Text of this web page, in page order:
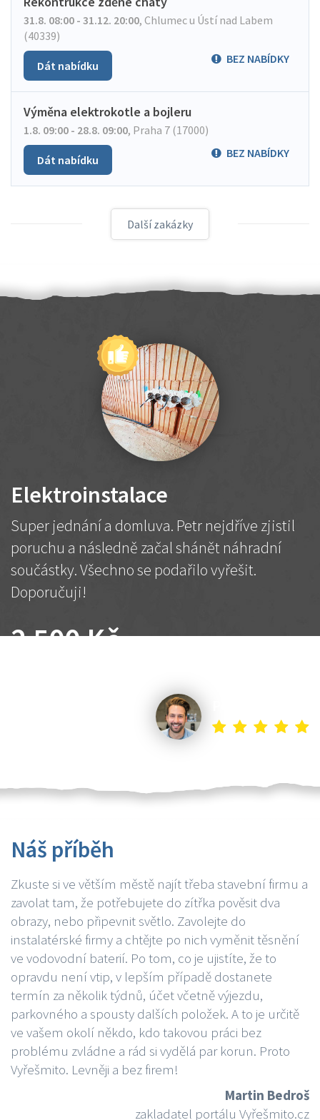
31.8. 08:00 - 31.12. 20:00, Chlumec u Ústí nad Labem
(40339)
BEZ NABÍDKY
Dát nabídku
Výměna elektrokotle a bojleru
1.8. 09:00 - 28.8. 09:00, Praha 7 (17000)
BEZ NABÍDKY
Dát nabídku
Další zakázky
Elektroinstalace
Super jednání a domluva. Petr nejdříve zjistil
poruchu a následně začal shánět náhradní
součástky. Všechno se podařilo vyřešit.
Doporučuji!
2 500 Kč
Náš příběh
Zkuste si ve větším městě najít třeba stavební firmu a
zavolat tam, že potřebujete do zítřka pověsit dva
obrazy, nebo připevnit světlo. Zavolejte do
instalatérské firmy a chtějte po nich vyměnit těsnění
ve vodovodní baterií. Po tom, co je ujistíte, že to
opravdu není vtip, v lepším případě dostanete
termín za několik týdnů, účet včetně výjezdu,
parkovného a spousty dalších položek. A to je určitě
ve vašem okolí někdo, kdo takovou práci bez
problému zvládne a rád si vydělá par korun. Proto
Vyřešmito. Levněji a bez firem!
Martin Bedroš
zakladatel portálu Vyřešmito.cz